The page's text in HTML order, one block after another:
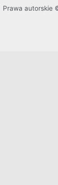
Prawa autorskie